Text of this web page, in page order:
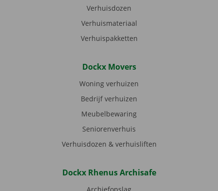
Verhuisdozen
Verhuismateriaal
Verhuispakketten
Dockx Movers
Woning verhuizen
Bedrijf verhuizen
Meubelbewaring
Seniorenverhuis
Verhuisdozen & verhuisliften
Dockx Rhenus Archisafe